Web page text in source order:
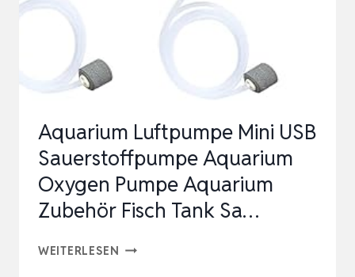
GARTEN,
SUBMERSIBLE
PUMP…
Aquarium Luftpumpe Mini USB
Sauerstoffpumpe Aquarium
Oxygen Pumpe Aquarium
Zubehör Fisch Tank Sa…
WEITERLESEN AQUARIUM